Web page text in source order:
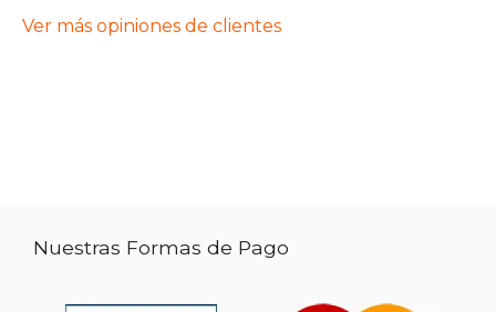
Ver más opiniones de clientes
Nuestras Formas de Pago